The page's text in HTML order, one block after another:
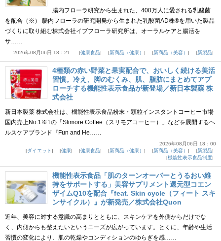
腸内フローラ研究から生まれた、400万人に愛される乳酸菌
を配合（※） 腸内フローラの研究開発から生まれた乳酸菌AD株®を用いた製品
づくりに取り組む株式会社イブフローラ研究所は、オーラルケアと腸活を
サ……
2026年08月06日 18：21 健康食品 新商品（健康） 新商品（美容） 新製品
4種類の赤い野菜と果実配合で、おいしく続ける美活
習慣。冷え、脚のむくみ、肌、脂肪にまとめてアプ
ローチする機能性表示食品が新登場／新日本製薬 株
式会社
新日本製薬 株式会社は、機能性表示食品粉末・顆粒インスタントコーヒー市場
国内売上No.1※1の「Slimore Coffee（スリモアコーヒー）」などを展開するヘ
ルスケアブランド『Fun and He……
2026年08月06日 18：00
ダイエット
健康 健康食品 新商品（健康） 新商品（美容）
新製品
機能性表示食品制度
機能性表示食品「肌のターンオーバーとうるおい維
持をサポートする」美容サプリメント還元型コエン
ザイムQ10を配合『feat. Skin cycle（フィート スキ
ンサイクル）』が新発売／株式会社Quon
近年、美容に対する意識の高まりとともに、スキンケアを外側からだけでな
く、内側からも整えたいというニーズが広がっています。とくに、年齢や生活
習慣の変化により、肌の乾燥やコンディションのゆらぎを感……